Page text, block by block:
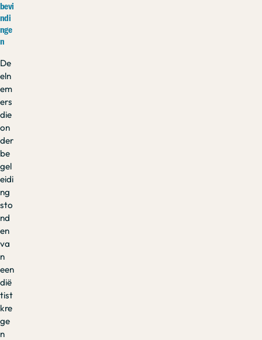
bevi
ndi
nge
n
De
eln
em
ers
die
on
der
be
gel
eidi
ng
sto
nd
en
va
n
een
dië
tist
kre
ge
n